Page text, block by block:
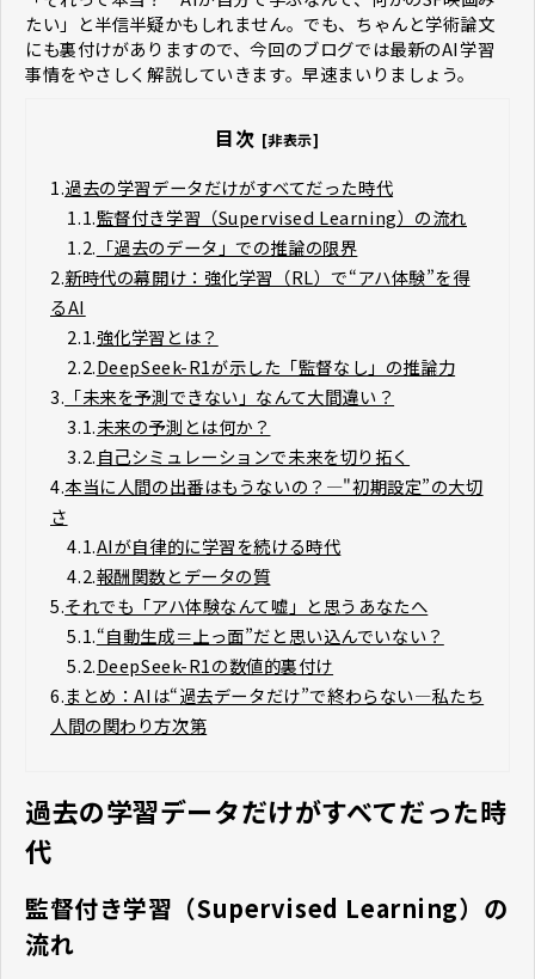
たい」と半信半疑かもしれません。でも、ちゃんと学術論文
にも裏付けがありますので、今回のブログでは最新のAI学習
事情をやさしく解説していきます。早速まいりましょう。
目次 [非表示]
1.過去の学習データだけがすべてだった時代
1.1.監督付き学習（Supervised Learning）の流れ
1.2. 「過去のデータ」での推論の限界
2.新時代の幕開け：強化学習（RL）で“アハ体験”を得
るAI
2.1.強化学習とは？
2.2.DeepSeek-R1が示した「監督なし」の推論力
3. 「未来を予測できない」なんて大間違い？
3.1.未来の予測とは何か？
3.2.自己シミュレーションで未来を切り拓く
4.本当に人間の出番はもうないの？―"初期設定”の大切
さ
4.1.AIが自律的に学習を続ける時代
4.2.報酬関数とデータの質
5.それでも「アハ体験なんて嘘」と思うあなたへ
5.1.“自動生成＝上っ面”だと思い込んでいない？
5.2.DeepSeek-R1の数値的裏付け
6.まとめ：AIは“過去データだけ”で終わらない―私たち
人間の関わり方次第
過去の学習データだけがすべてだった時
代
監督付き学習（Supervised Learning）の
流れ